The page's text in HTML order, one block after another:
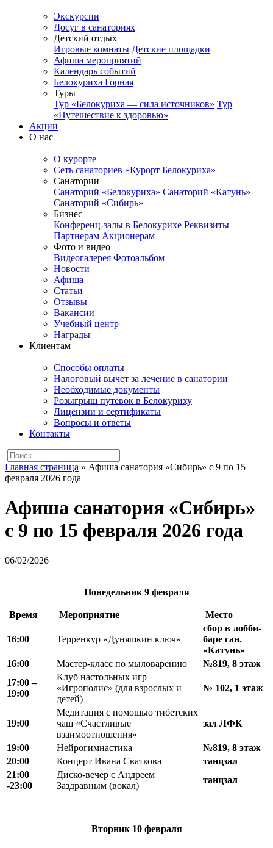
Экскурсии
Досуг в санаториях
Детский отдых
Игровые комнаты Детские площадки
Афиша мероприятий
Календарь событий
Белокуриха Горная
Туры
Тур «Белокуриха — сила источников» Тур
«Путешествие к здоровью»
Акции
О нас
О курорте
Сеть санаториев «Курорт Белокуриха»
Санатории
Санаторий «Белокуриха» Санаторий «Катунь»
Санаторий «Сибирь»
Бизнес
Конференц-залы в Белокурихе Реквизиты
Партнерам Акционерам
Фото и видео
Видеогалерея Фотоальбом
Новости
Афиша
Статьи
Отзывы
Вакансии
Учебный центр
Награды
Клиентам
Способы оплаты
Налоговый вычет за лечение в санатории
Необходимые документы
Розыгрыш путевок в Белокуриху
Лицензии и сертификаты
Вопросы и ответы
Контакты
Главная страница » Афиша санатория «Сибирь» с 9 по 15
февраля 2026 года
Афиша санатория «Сибирь»
с 9 по 15 февраля 2026 года
06/02/2026
Понедельник 9 февраля
Время Мероприятие Место
16:00 Терренкур «Дуняшкин ключ»
сбор в лобби-
баре сан.
«Катунь»
16:00
Мастер-класс по мыловарению
№819, 8 этаж
17:00 –
19:00
Клуб настольных игр
«Игрополис» (для взрослых и
детей)
№ 102, 1 этаж
19:00
Медитация с помощью тибетских
чаш «Счастливые
взаимоотношения»
зал ЛФК
19:00 Нейрогимнастика
№819, 8 этаж
20:00
Концерт Ивана Сваткова
танцзал
21:00
-23:00
Диско-вечер с Андреем
Заздравным (вокал)
танцзал
Вторник 10 февраля